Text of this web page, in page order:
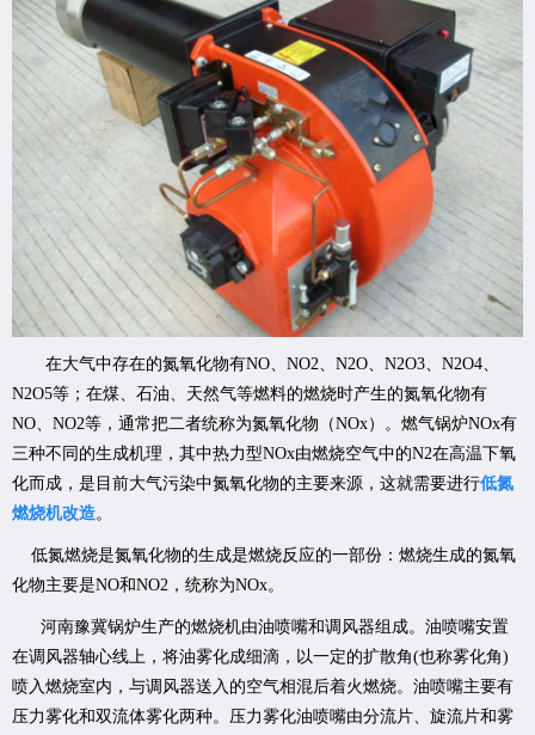
在大气中存在的氮氧化物有NO、NO2、N2O、N2O3、N2O4、
N2O5等；在煤、石油、天然气等燃料的燃烧时产生的氮氧化物有
NO、NO2等，通常把二者统称为氮氧化物（NOx）。燃气锅炉NOx有
三种不同的生成机理，其中热力型NOx由燃烧空气中的N2在高温下氧
化而成，是目前大气污染中氮氧化物的主要来源，这就需要进行低氮
燃烧机改造。
低氮燃烧是氮氧化物的生成是燃烧反应的一部份：燃烧生成的氮氧
化物主要是NO和NO2，统称为NOx。
河南豫冀锅炉生产的燃烧机由油喷嘴和调风器组成。油喷嘴安置
在调风器轴心线上，将油雾化成细滴，以一定的扩散角(也称雾化角)
喷入燃烧室内，与调风器送入的空气相混后着火燃烧。油喷嘴主要有
压力雾化和双流体雾化两种。压力雾化油喷嘴由分流片、旋流片和雾